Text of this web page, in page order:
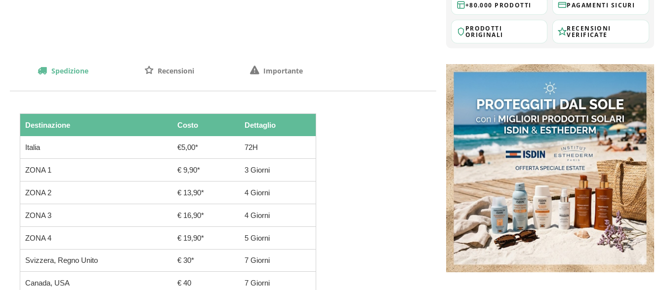
+80.000 PRODOTTI PAGAMENTI SICURI
PRODOTTI
ORIGINALI
RECENSIONI
VERIFICATE
Spedizione
Destinazione Costo Dettaglio
Italia €5,00* 72H
ZONA 1 € 9,90* 3 Giorni
ZONA 2 € 13,90* 4 Giorni
ZONA 3 € 16,90* 4 Giorni
ZONA 4 € 19,90* 5 Giorni
Svizzera, Regno Unito € 30* 7 Giorni
Canada, USA € 40 7 Giorni
Recensioni Importante